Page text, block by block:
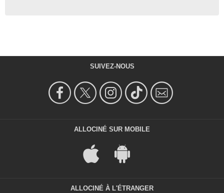
SUIVEZ-NOUS
ALLOCINÉ SUR MOBILE
ALLOCINÉ À L'ÉTRANGER